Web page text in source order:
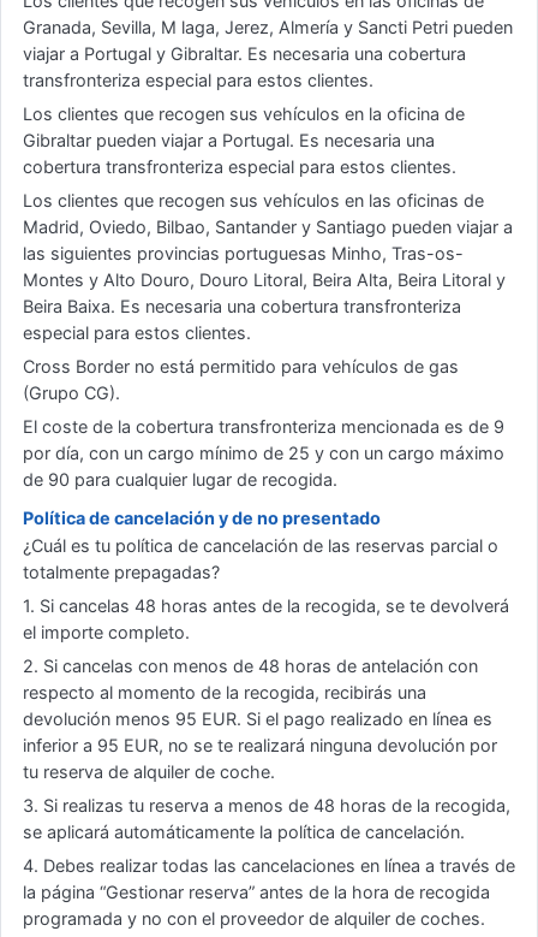
Granada, Sevilla, M laga, Jerez, Almería y Sancti Petri pueden
viajar a Portugal y Gibraltar. Es necesaria una cobertura
transfronteriza especial para estos clientes.
Los clientes que recogen sus vehículos en la oficina de
Gibraltar pueden viajar a Portugal. Es necesaria una
cobertura transfronteriza especial para estos clientes.
Los clientes que recogen sus vehículos en las oficinas de
Madrid, Oviedo, Bilbao, Santander y Santiago pueden viajar a
las siguientes provincias portuguesas Minho, Tras-os-
Montes y Alto Douro, Douro Litoral, Beira Alta, Beira Litoral y
Beira Baixa. Es necesaria una cobertura transfronteriza
especial para estos clientes.
Cross Border no está permitido para vehículos de gas
(Grupo CG).
El coste de la cobertura transfronteriza mencionada es de 9
por día, con un cargo mínimo de 25 y con un cargo máximo
de 90 para cualquier lugar de recogida.
Política de cancelación y de no presentado
¿Cuál es tu política de cancelación de las reservas parcial o
totalmente prepagadas?
1. Si cancelas 48 horas antes de la recogida, se te devolverá
el importe completo.
2. Si cancelas con menos de 48 horas de antelación con
respecto al momento de la recogida, recibirás una
devolución menos 95 EUR. Si el pago realizado en línea es
inferior a 95 EUR, no se te realizará ninguna devolución por
tu reserva de alquiler de coche.
3. Si realizas tu reserva a menos de 48 horas de la recogida,
se aplicará automáticamente la política de cancelación.
4. Debes realizar todas las cancelaciones en línea a través de
la página “Gestionar reserva” antes de la hora de recogida
programada y no con el proveedor de alquiler de coches.